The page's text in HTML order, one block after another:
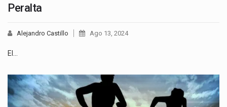
Peralta
Alejandro Castillo Ago 13, 2024
​El…